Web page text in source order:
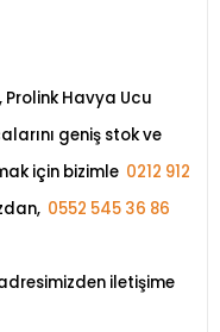
Havya Ucu
geniş stok ve
için bizimle 0212 912
0552 545 36 86
iletişime